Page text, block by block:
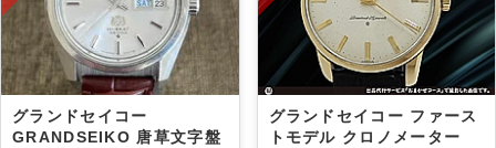
グランドセイコー
GRANDSEIKO 唐草文字盤
グランドセイコー ファース
トモデル クロノメーター